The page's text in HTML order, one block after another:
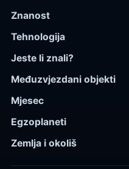
Znanost
Tehnologija
Jeste li znali?
Međuzvjezdani objekti
Mjesec
Egzoplaneti
Zemlja i okoliš